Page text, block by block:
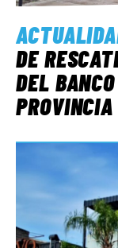
DE
DEL
PROVINCIA